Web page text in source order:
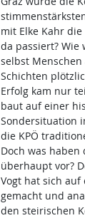
mit Elke Kahr
da passiert? Wie
selbst
Schichten
Erfolg kam nur
baut auf einer
Sondersituation
die KPÖ
Doch was
überhaupt vor?
Vogt hat sich auf
gemacht und
den steirischen